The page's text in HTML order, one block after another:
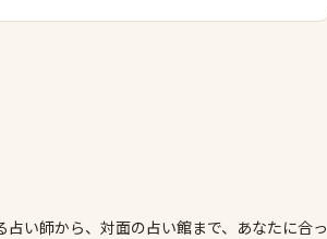
い師から、対面の占い館まで、あなたに合っ